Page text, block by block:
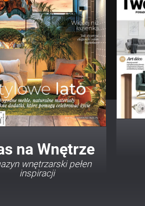
Dom Twój Styl
i inspiracje w
stylach